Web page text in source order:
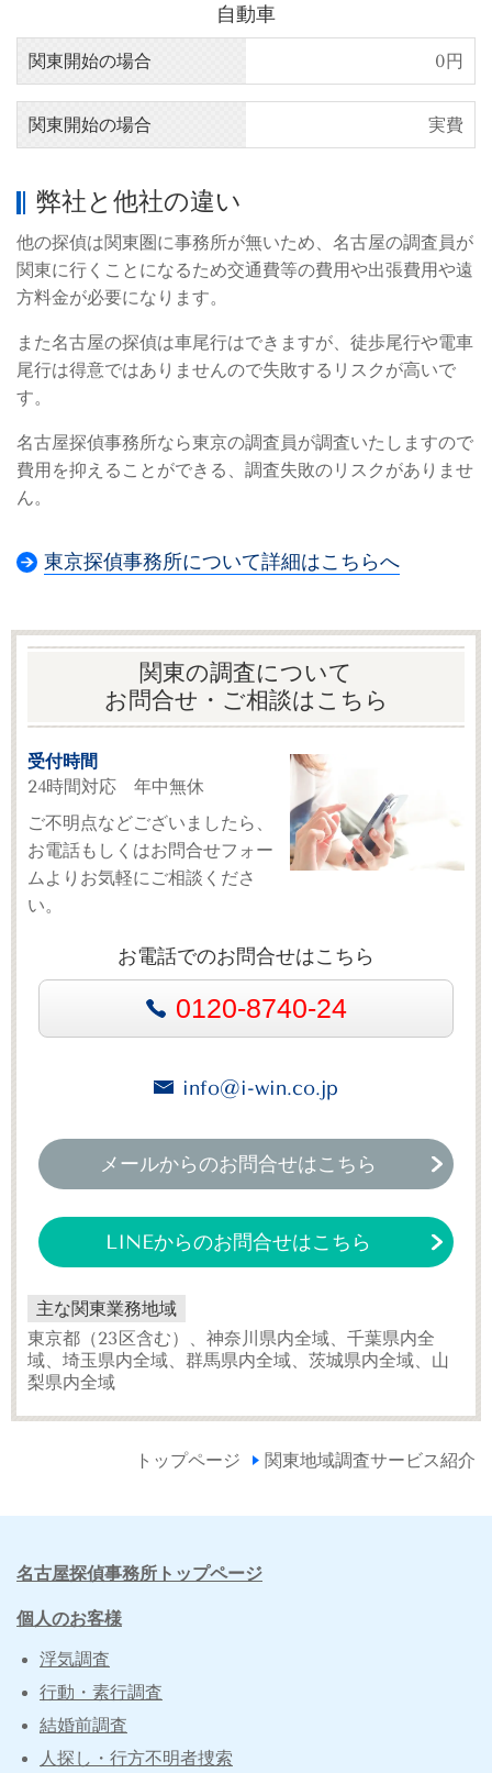
自動車
関東開始の場合 0円
関東開始の場合 実費
弊社と他社の違い
他の探偵は関東圏に事務所が無いため、名古屋の調査員が
関東に行くことになるため交通費等の費用や出張費用や遠
方料金が必要になります。
また名古屋の探偵は車尾行はできますが、徒歩尾行や電車
尾行は得意ではありませんので失敗するリスクが高いで
す。
名古屋探偵事務所なら東京の調査員が調査いたしますので
費用を抑えることができる、調査失敗のリスクがありませ
ん。
東京探偵事務所について詳細はこちらへ
関東の調査について
お問合せ・ご相談はこちら
受付時間
24時間対応 年中無休
ご不明点などございましたら、
お電話もしくはお問合せフォー
ムよりお気軽にご相談くださ
い。
お電話でのお問合せはこちら
0120-8740-24
info@i-win.co.jp
メールからのお問合せはこちら
LINEからのお問合せはこちら
主な関東業務地域
東京都（23区含む）、神奈川県内全域、千葉県内全
域、埼玉県内全域、群馬県内全域、茨城県内全域、山
梨県内全域
トップページ 関東地域調査サービス紹介
名古屋探偵事務所トップページ
個人のお客様
浮気調査
行動・素行調査
結婚前調査
人探し・行方不明者捜索